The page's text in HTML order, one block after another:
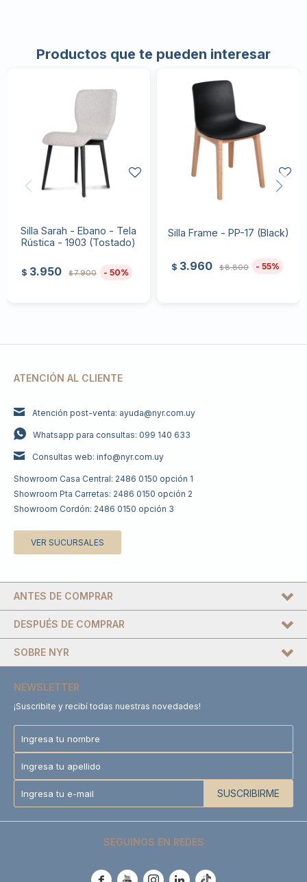
Productos que te pueden interesar
Silla Sarah - Ebano - Tela
Rústica - 1903 (Tostado)
$ 3.950 $7.900 50
Silla Frame - PP-17 (Black)
$ 3.960 $8.800 55
ATENCIÓN AL CLIENTE
Atención post-venta: ayuda@nyr.com.uy
Whatsapp para consultas: 099 140 633
Consultas web: info@nyr.com.uy
Showroom Casa Central: 2486 0150 opción 1
Showroom Pta Carretas: 2486 0150 opción 2
Showroom Cordón: 2486 0150 opción 3
VER SUCURSALES
DESPUÉS DE COMPRAR
SOBRE NYR
ANTES DE COMPRAR
NEWSLETTER
¡Suscribite y recibí todas nuestras novedades!
SUSCRIBIRME
SEGUINOS EN REDES